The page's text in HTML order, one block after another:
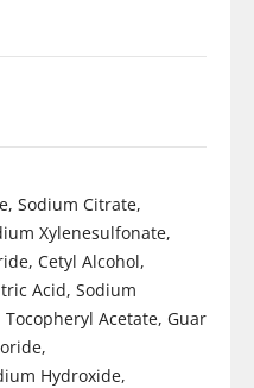
Sodium Citrate,
Xylenesulfonate,
Cetyl Alcohol,
Acid, Sodium
Acetate, Guar
Hydroxide,